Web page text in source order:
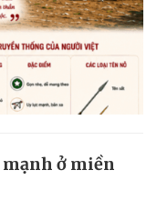
ở miền